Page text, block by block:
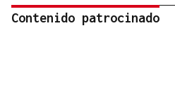
Contenido patrocinado